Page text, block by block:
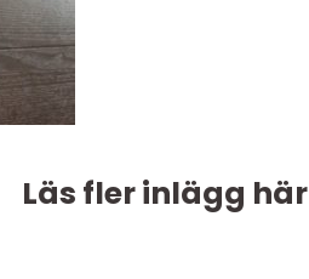
Läs fler inlägg här